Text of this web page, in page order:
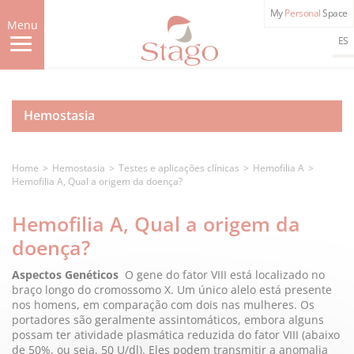
to
main
content
Menu
MyPersonalSpace
ES
Hemostasia
Home Hemostasia Testes e aplicações clínicas
Hemofilia A
Hemofilia A, Qual a origem da doença?
Hemofilia A, Qual a origem da
doença?
Aspectos Genéticos O gene do fator VIII está localizado no
braço longo do cromossomo X. Um único alelo está presente
nos homens, em comparação com dois nas mulheres. Os
portadores são geralmente assintomáticos, embora alguns
possam ter atividade plasmática reduzida do fator VIII (abaixo
de 50%, ou seja, 50 U/dl). Eles podem transmitir a anomalia